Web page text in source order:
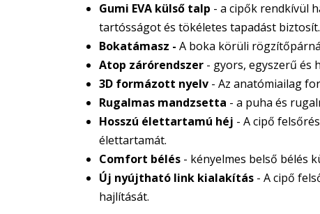
Gumi EVA külső talp - a cipők rendkívül
tartósságot és tökéletes tapadást biztosít.
Bokatámasz - A boka körüli
Atop zárórendszer - gyors, egyszerű és
3D formázott nyelv - Az anatómiailag
Rugalmas mandzsetta - a puha és
Hosszú élettartamú héj - A cipő
élettartamát.
Comfort bélés - kényelmes belső bélés
Új nyújtható link kialakítás - A cipő
hajlítását.